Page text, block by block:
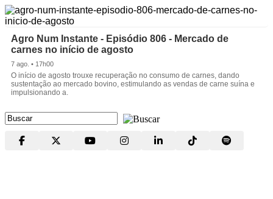
Agro Num Instante - Episódio 806 - Mercado de
carnes no início de agosto
7 ago. • 17h00
O início de agosto trouxe recuperação no consumo de carnes, dando
sustentação ao mercado bovino, estimulando as vendas de carne suína e
impulsionando a.